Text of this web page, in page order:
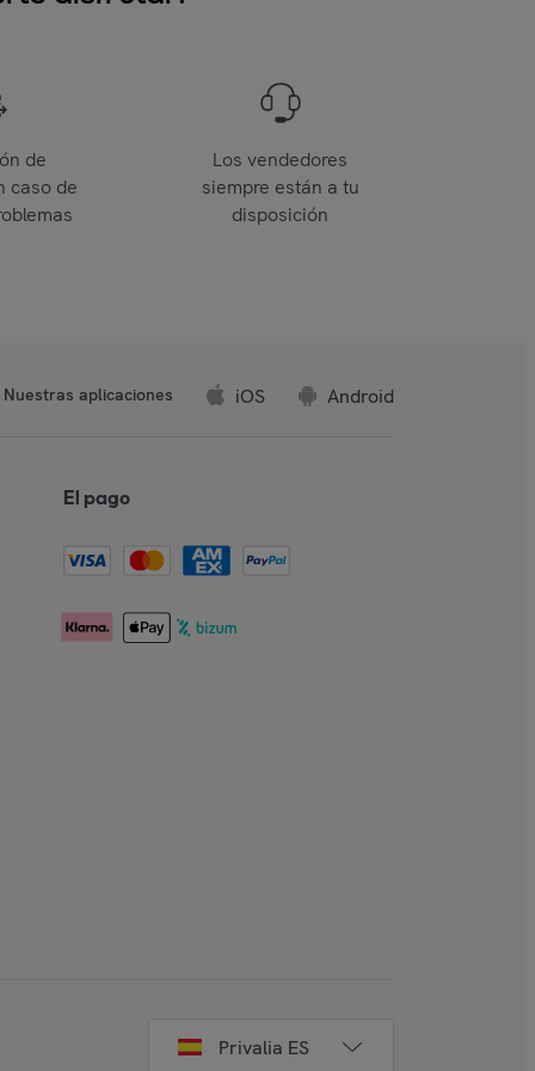
de
caso de
Los vendedores
siempre están a tu
disposición
Nuestras aplicaciones iOS Android
El pago
Privalia ES